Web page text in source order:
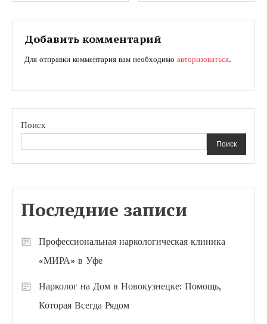
по
записям
Добавить комментарий
Для отправки комментария вам необходимо авторизоваться.
Поиск
Поиск
Последние записи
Профессиональная наркологическая клиника
«МИРА» в Уфе
Нарколог на Дом в Новокузнецке: Помощь,
Которая Всегда Рядом